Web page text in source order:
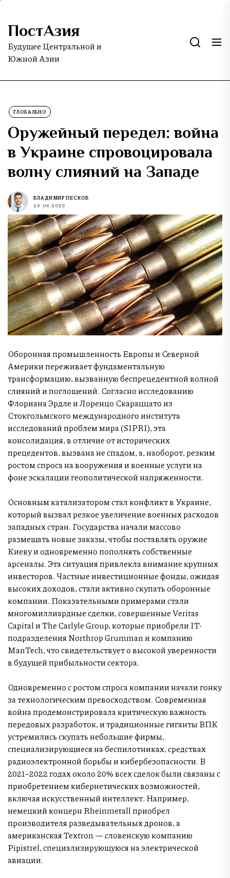
Skip
the
content
ПостАзия
Будущее Центральной и
Южной Азии
ГЛОБАЛЬНО
Оружейный передел: война
в Украине спровоцировала
волну слияний на Западе
ВЛАДИМИР ПЕСКОВ
26.06.2025
Оборонная промышленность Европы и Северной
Америки переживает фундаментальную
трансформацию, вызванную беспрецедентной волной
слияний и поглощений. Согласно исследованию
Флориана Эрдле и Лоренцо Скараццато из
Стокгольмского международного института
исследований проблем мира (SIPRI), эта
консолидация, в отличие от исторических
прецедентов, вызвана не спадом, а, наоборот, резким
ростом спроса на вооружения и военные услуги на
фоне эскалации геополитической напряженности.
Основным катализатором стал конфликт в Украине,
который вызвал резкое увеличение военных расходов
западных стран. Государства начали массово
размещать новые заказы, чтобы поставлять оружие
Киеву и одновременно пополнять собственные
арсеналы. Эта ситуация привлекла внимание крупных
инвесторов. Частные инвестиционные фонды, ожидая
высоких доходов, стали активно скупать оборонные
компании. Показательными примерами стали
многомиллиардные сделки, совершенные Veritas
Capital и The Carlyle Group, которые приобрели IT-
подразделения Northrop Grumman и компанию
ManTech, что свидетельствует о высокой уверенности
в будущей прибыльности сектора.
Одновременно с ростом спроса компании начали гонку
за технологическим превосходством. Современная
война продемонстрировала критическую важность
передовых разработок, и традиционные гиганты ВПК
устремились скупать небольшие фирмы,
специализирующиеся на беспилотниках, средствах
радиоэлектронной борьбы и кибербезопасности. В
2021–2022 годах около 20% всех сделок были связаны с
приобретением кибернетических возможностей,
включая искусственный интеллект. Например,
немецкий концерн Rheinmetall приобрел
производителя разведывательных дронов, а
американская Textron — словенскую компанию
Pipistrel, специализирующуюся на электрической
авиации.